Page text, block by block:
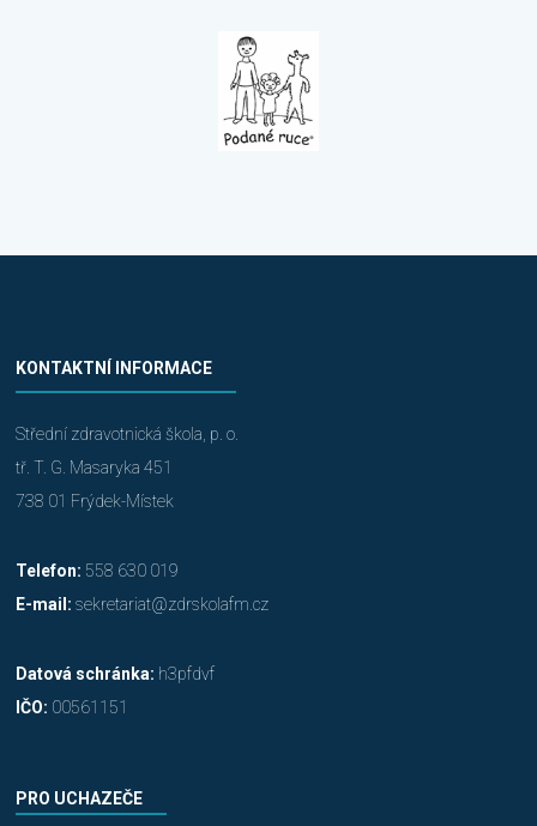
KONTAKTNÍ INFORMACE
Střední zdravotnická škola, p. o.
tř. T. G. Masaryka 451
738 01 Frýdek-Místek
Telefon: 558 630 019
E-mail: sekretariat@zdrskolafm.cz
Datová schránka: h3pfdvf
IČO: 00561151
PRO UCHAZEČE